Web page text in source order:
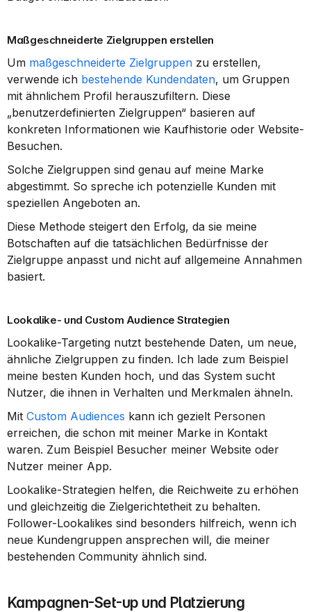
Maßgeschneiderte Zielgruppen erstellen
Um maßgeschneiderte Zielgruppen zu erstellen,
verwende ich bestehende Kundendaten, um Gruppen
mit ähnlichem Profil herauszufiltern. Diese
„benutzerdefinierten Zielgruppen“ basieren auf
konkreten Informationen wie Kaufhistorie oder Website-
Besuchen.
Solche Zielgruppen sind genau auf meine Marke
abgestimmt. So spreche ich potenzielle Kunden mit
speziellen Angeboten an.
Diese Methode steigert den Erfolg, da sie meine
Botschaften auf die tatsächlichen Bedürfnisse der
Zielgruppe anpasst und nicht auf allgemeine Annahmen
basiert.
Lookalike- und Custom Audience Strategien
Lookalike-Targeting nutzt bestehende Daten, um neue,
ähnliche Zielgruppen zu finden. Ich lade zum Beispiel
meine besten Kunden hoch, und das System sucht
Nutzer, die ihnen in Verhalten und Merkmalen ähneln.
Mit Custom Audiences kann ich gezielt Personen
erreichen, die schon mit meiner Marke in Kontakt
waren. Zum Beispiel Besucher meiner Website oder
Nutzer meiner App.
Lookalike-Strategien helfen, die Reichweite zu erhöhen
und gleichzeitig die Zielgerichtetheit zu behalten.
Follower-Lookalikes sind besonders hilfreich, wenn ich
neue Kundengruppen ansprechen will, die meiner
bestehenden Community ähnlich sind.
Kampagnen-Set-up und Platzierung